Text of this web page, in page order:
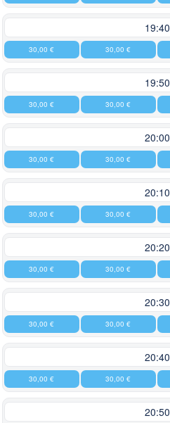
19:40
30,00 € 30,00 €
19:50
30,00 € 30,00 €
20:00
30,00 € 30,00 €
20:10
30,00 € 30,00 €
20:20
30,00 € 30,00 €
20:30
30,00 € 30,00 €
20:40
30,00 € 30,00 €
20:50